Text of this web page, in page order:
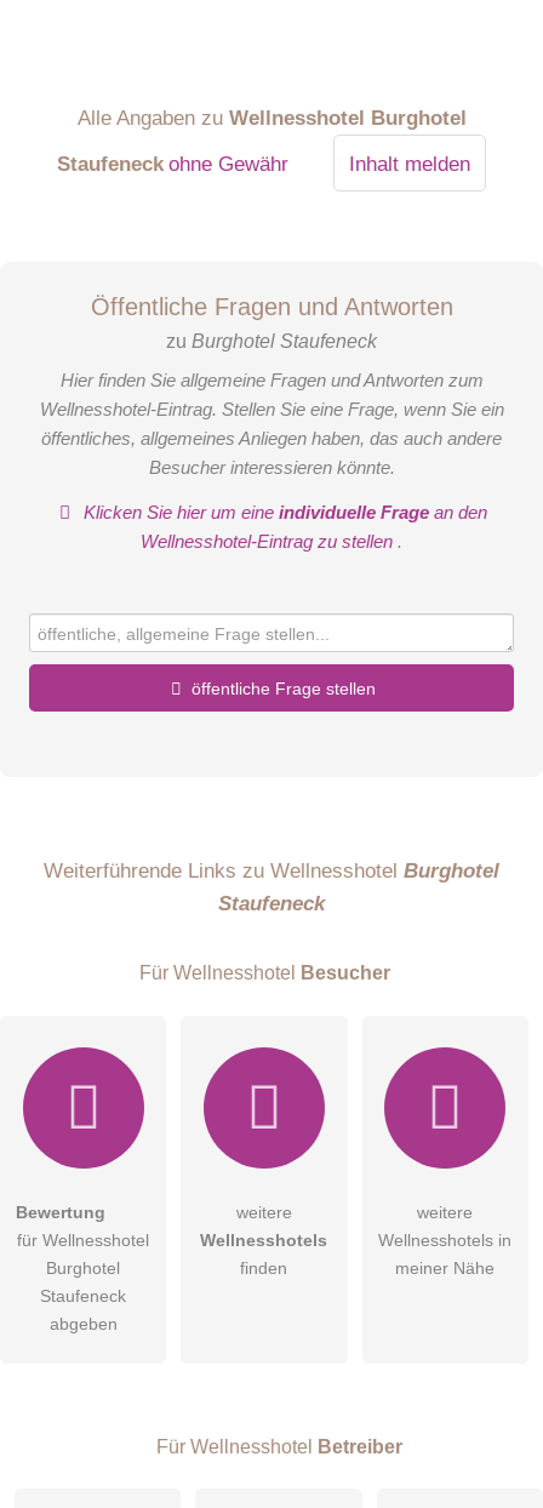
Alle Angaben zu Wellnesshotel Burghotel
Staufeneck ohne Gewähr Inhalt melden
Öffentliche Fragen und Antworten
zu Burghotel Staufeneck
Hier finden Sie allgemeine Fragen und Antworten zum
Wellnesshotel-Eintrag. Stellen Sie eine Frage, wenn Sie ein
öffentliches, allgemeines Anliegen haben, das auch andere
Besucher interessieren könnte.
Klicken Sie hier um eineindividuelle Frage an den
Wellnesshotel-Eintrag zu stellen .
öffentliche Frage stellen
DieDatenschutzerklärunghabe ich zur Kenntnis genommen.
öffentliche Frage stellen
Wellnesshotel-Eintrag zu stellen.
Weiterführende Links zu Wellnesshotel Burghotel
Staufeneck
Für Wellnesshotel Besucher
Bewertung
für Wellnesshotel
Burghotel
Staufeneck
abgeben
weitere
Wellnesshotels
finden
weitere
Wellnesshotels in
meiner Nähe
Für Wellnesshotel Betreiber